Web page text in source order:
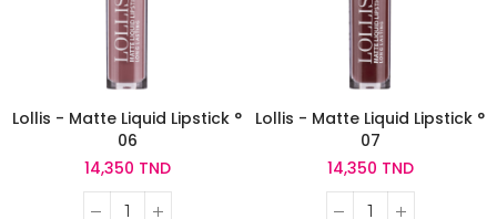
Lollis - Matte Liquid Lipstick °
06
14,350 TND
Lollis - Matte Liquid Lipstick °
07
14,350 TND